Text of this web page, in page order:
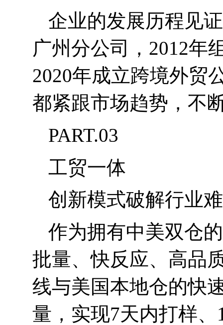
企业的发展历程见
广州分公司， 2012年
2020年成立跨境外贸
都紧跟市场趋势，不
PART.03
工贸一体
创新模式破解行业
作为拥有中美双仓
批量、快反应、高品
线与美国本地仓的快
量，实现7天内打样、